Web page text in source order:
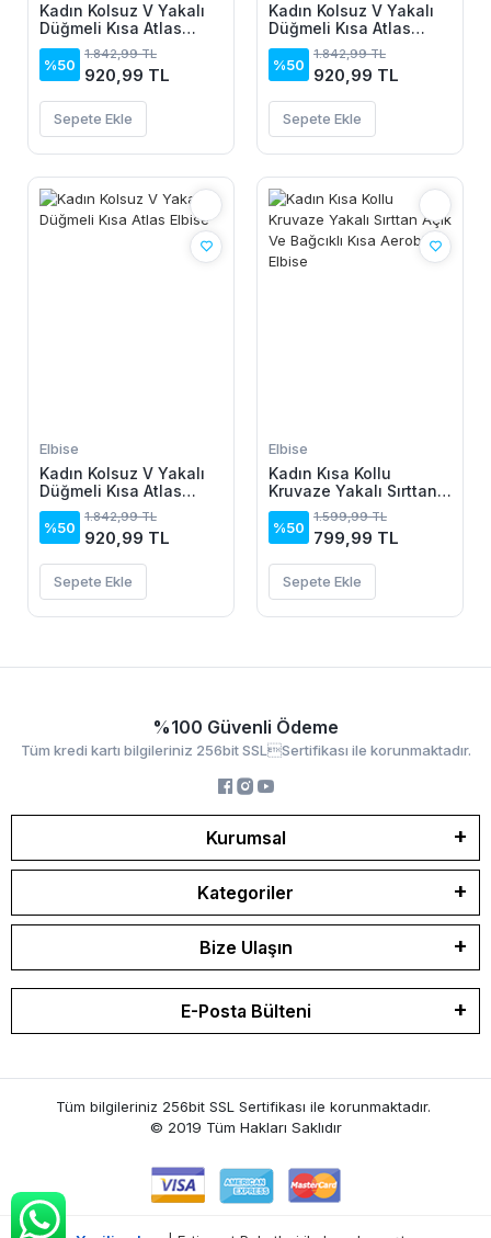
Kadın Kolsuz V Yakalı
Düğmeli Kısa Atlas
Elbise
%50
1.842,99 TL
920,99 TL
Sepete Ekle
Kadın Kolsuz V Yakalı
Düğmeli Kısa Atlas
Elbise
%50
1.842,99 TL
920,99 TL
Sepete Ekle
Elbise
Kadın Kolsuz V Yakalı
Düğmeli Kısa Atlas
Elbise
%50
1.842,99 TL
920,99 TL
Sepete Ekle
Elbise
Kadın Kısa Kollu
Kruvaze Yakalı Sırttan
Açık Ve Bağcıklı Kısa
Aerobin Elbise
%50
1.599,99 TL
799,99 TL
Sepete Ekle
%100 Güvenli Ödeme
Tüm kredi kartı bilgileriniz 256bit SSLSertifikası ile korunmaktadır.
Kurumsal
Kategoriler
Bize Ulaşın
E-Posta Bülteni
Tüm bilgileriniz 256bit SSL Sertifikası ile korunmaktadır.
© 2019 Tüm Hakları Saklıdır